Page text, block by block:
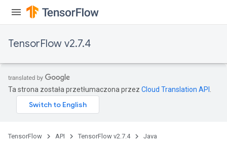
TensorFlow v2.7.4
Ta strona została przetłumaczona przez Cloud Translation API
TensorFlow API TensorFlow v2.7.4 Java